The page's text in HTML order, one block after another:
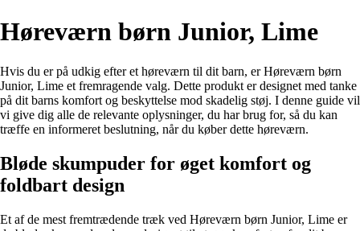
Høreværn børn Junior, Lime
Hvis du er på udkig efter et høreværn til dit barn, er Høreværn børn
Junior, Lime et fremragende valg. Dette produkt er designet med tanke
på dit barns komfort og beskyttelse mod skadelig støj. I denne guide vil
vi give dig alle de relevante oplysninger, du har brug for, så du kan
træffe en informeret beslutning, når du køber dette høreværn.
Bløde skumpuder for øget komfort og
foldbart design
Et af de mest fremtrædende træk ved Høreværn børn Junior, Lime er